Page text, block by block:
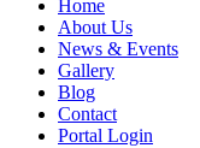
Home
About Us
News & Events
Gallery
Blog
Contact
Portal Login